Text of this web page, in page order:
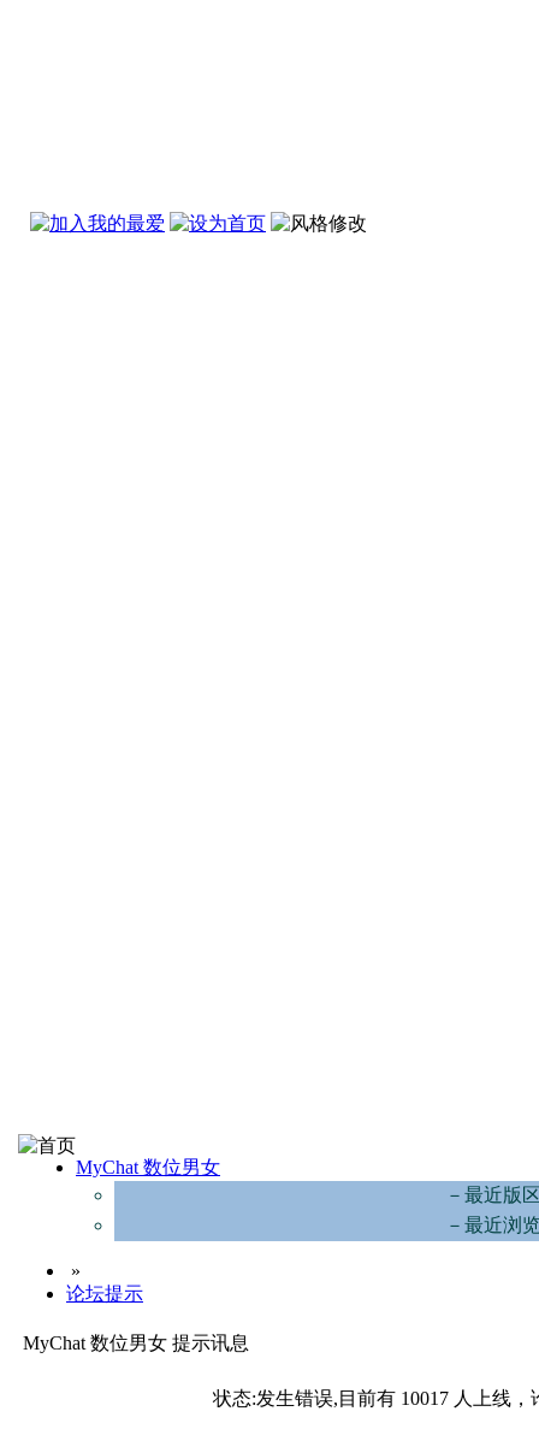
MyChat 数位男女
－最近版
－最近浏
»
论坛提示
MyChat 数位男女 提示讯息
状态:发生错误,目前有 10017 人上线